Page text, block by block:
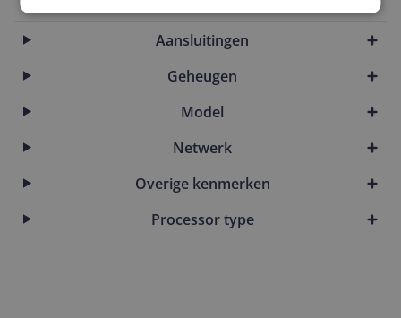
Aansluitingen
Geheugen
Model
Netwerk
Overige kenmerken
Processor type